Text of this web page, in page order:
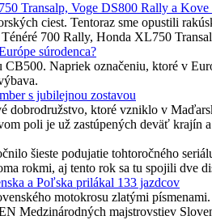
Transalp, Voge DS800 Rally a
ciest. Tentoraz sme opustili
700 Rally, Honda XL750
súrodenca?
Napriek označeniu, ktoré v
s jubilejnou zostavou
dobrodružstvo, ktoré vzniklo v
poli je už zastúpených deväť krajín
šieste podujatie tohtoročného
rokmi, aj tento rok sa tu spojili
a Poľska prilákal 133 jazdcov
motokrosu zlatými
Medzinárodných majstrovstiev